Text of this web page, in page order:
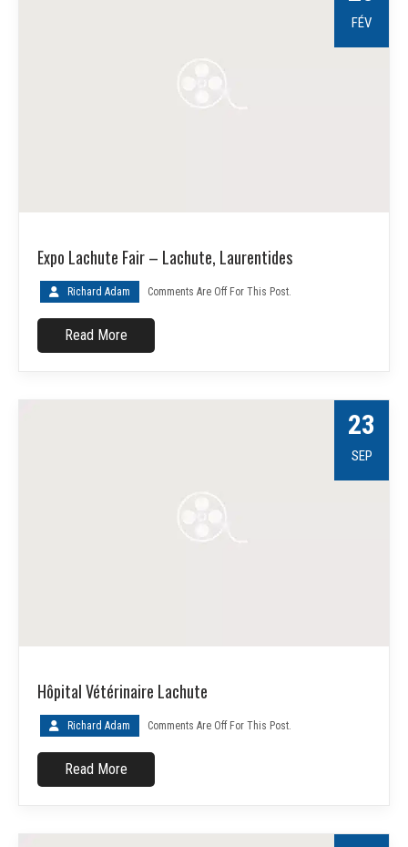
FÉV
Expo Lachute Fair – Lachute, Laurentides
Richard Adam Comments Are Off For This Post.
Read More
23
SEP
Hôpital Vétérinaire Lachute
Richard Adam Comments Are Off For This Post.
Read More